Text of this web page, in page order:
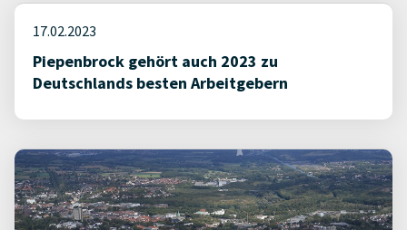
17.02.2023
Piepenbrock gehört auch 2023 zu
Deutschlands besten Arbeitgebern